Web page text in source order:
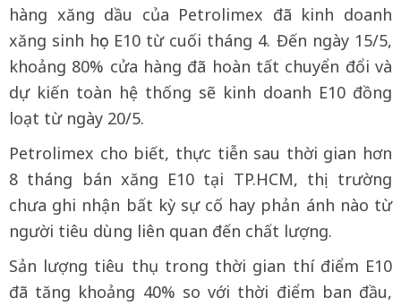
hàng xăng dầu của Petrolimex đã kinh doanh
xăng sinh học E10 từ cuối tháng 4. Đến ngày 15/5,
khoảng 80% cửa hàng đã hoàn tất chuyển đổi và
dự kiến toàn hệ thống sẽ kinh doanh E10 đồng
loạt từ ngày 20/5.
Petrolimex cho biết, thực tiễn sau thời gian hơn
8 tháng bán xăng E10 tại TP.HCM, thị trường
chưa ghi nhận bất kỳ sự cố hay phản ánh nào từ
người tiêu dùng liên quan đến chất lượng.
Sản lượng tiêu thụ trong thời gian thí điểm E10
đã tăng khoảng 40% so với thời điểm ban đầu,